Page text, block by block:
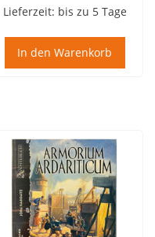
Lieferzeit: bis zu 5 Tage
In den Warenkorb